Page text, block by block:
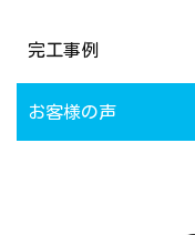
完工事例
お客様の声